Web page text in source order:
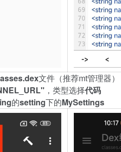
asses.dex文件 （推荐mt管理器）
NEL URL" ， 类型选择代码
ing的setting下的MySettings